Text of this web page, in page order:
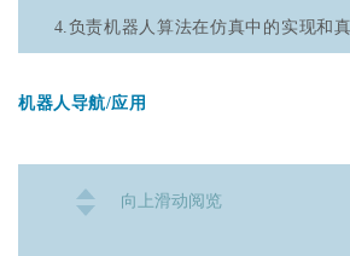
法；或具备场景图、物体位姿估计、视
4.具备扎实的编程能力，熟练掌握
统间的通信；
4.负责机器人算法在仿真中的实现和
【岗位要求】
2.熟知机器人和控制相关的理论知识，
机器人导航/应用
向上滑动阅览